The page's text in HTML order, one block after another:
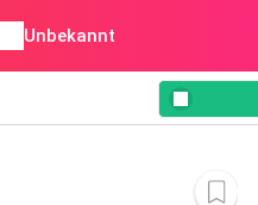
Unbekannt